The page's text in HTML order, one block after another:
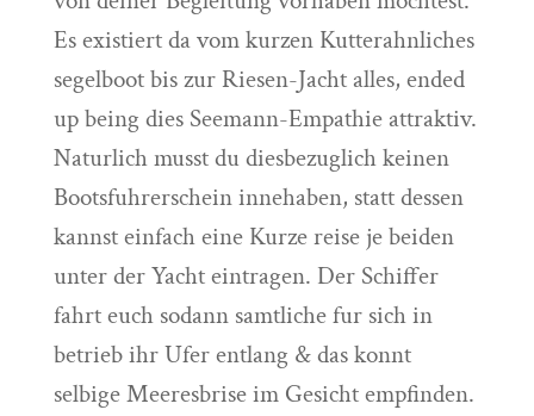
Es existiert da vom kurzen Kutterahnliches
segelboot bis zur Riesen-Jacht alles, ended
up being dies Seemann-Empathie attraktiv.
Naturlich musst du diesbezuglich keinen
Bootsfuhrerschein innehaben, statt dessen
kannst einfach eine Kurze reise je beiden
unter der Yacht eintragen. Der Schiffer
fahrt euch sodann samtliche fur sich in
betrieb ihr Ufer entlang & das konnt
selbige Meeresbrise im Gesicht empfinden.